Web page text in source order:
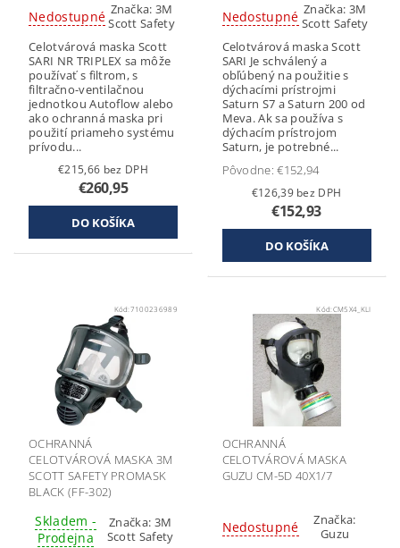
Nedostupné Značka:3M
Scott Safety
Celotvárová maska Scott
SARI NR TRIPLEX sa môže
používať s filtrom, s
filtračno-ventilačnou
jednotkou Autoflow alebo
ako ochranná maska pri
použití priameho systému
prívodu...
€215,66 bez DPH
€260,95
Nedostupné Značka: 3M
Scott Safety
Celotvárová maska Scott
SARI Je schválený a
obľúbený na použitie s
dýchacími prístrojmi
Saturn S7 a Saturn 200 od
Meva. Ak sa používa s
dýchacím prístrojom
Saturn, je potrebné...
Pôvodne:€152,94
€126,39 bez DPH
€152,93
Kód:7100236989
OCHRANNÁ
CELOTVÁROVÁ MASKA 3M
SCOTT SAFETY PROMASK
BLACK (FF-302)
Skladem -
Prodejna
Značka: 3M
Scott Safety
Kód:CM5X4_KLI
OCHRANNÁ
CELOTVÁROVÁ MASKA
GUZU CM-5D 40X1/7
Nedostupné
Značka:
Guzu